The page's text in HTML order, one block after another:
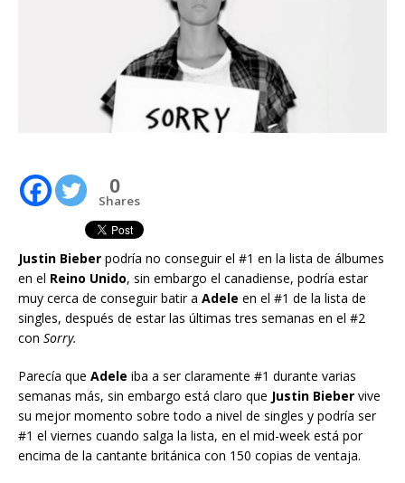
0
Shares
Justin Bieber podría no conseguir el #1 en la lista de álbumes
en el Reino Unido, sin embargo el canadiense, podría estar
muy cerca de conseguir batir a Adele en el #1 de la lista de
singles, después de estar las últimas tres semanas en el #2
con Sorry.
Parecía que Adele iba a ser claramente #1 durante varias
semanas más, sin embargo está claro que Justin Bieber vive
su mejor momento sobre todo a nivel de singles y podría ser
#1 el viernes cuando salga la lista, en el mid-week está por
encima de la cantante británica con 150 copias de ventaja.